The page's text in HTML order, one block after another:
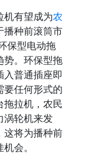
机有望成为农
播种前滚筒市
保型电动拖
势。环保型拖
入普通插座即
要任何形式的
拖拉机，农民
涡轮机来发
这将为播种前
会。